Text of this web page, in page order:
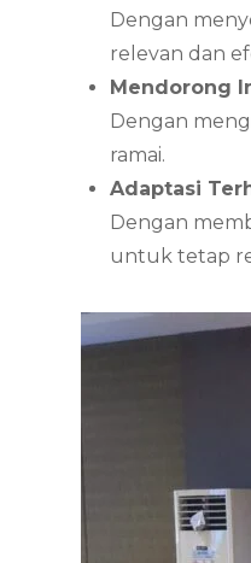
Dengan
relevan dan
Mendorong
Dengan
ramai.
Adaptasi
Dengan
untuk tetap